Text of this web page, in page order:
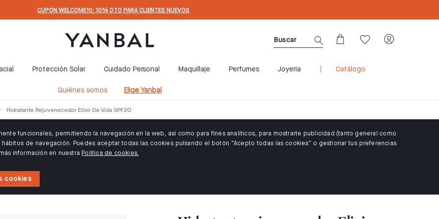
CUPÓN WELCOME10: 10% DTO PARA CLIENTES NUEVOS
Protección Solar Cuidado Personal Maquillaje Perfumes Joyería Catálogo
Quiénes somos Elige Yanbal
Hidratante Rejuvenecedor Elixir De Vida SPF20
funcionales, permitiendo la navegación en la web, así como para fines analíticos, para mostrarte publicidad (tanto general como
de navegación. Puedes aceptar todas las cookies pulsando el botón “Acepto todas las cookies” o gestionar tus preferencias
información en nuestra Política de cookies.
cookies